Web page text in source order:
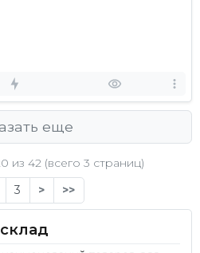
еще
из 42 (всего 3 страниц)
3 > >>